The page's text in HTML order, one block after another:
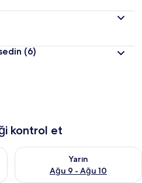
(6)
kontrol et
et Ağu 8 - Ağu 9
Yarın
Ağu 9 - Ağu 10
Yarın için müsaitliği kontrol